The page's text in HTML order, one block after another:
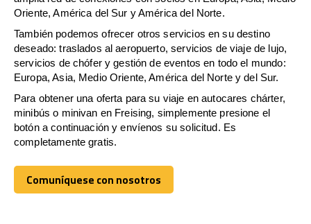
Oriente, América del Sur y América del Norte.
También podemos ofrecer otros servicios en su destino
deseado: traslados al aeropuerto, servicios de viaje de lujo,
servicios de chófer y gestión de eventos en todo el mundo:
Europa, Asia, Medio Oriente, América del Norte y del Sur.
Para obtener una oferta para su viaje en autocares chárter,
minibús o minivan en Freising, simplemente presione el
botón a continuación y envíenos su solicitud. Es
completamente gratis.
Comuníquese con nosotros
Comuníquese con nosotros